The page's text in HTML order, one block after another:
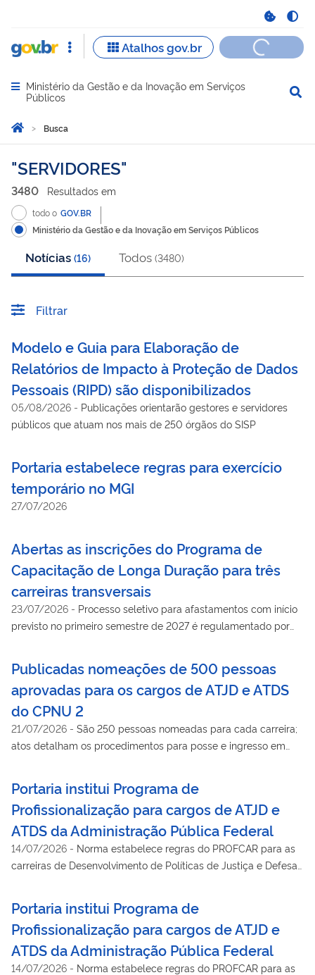
Abrir menu principal de navegação
Ministério da Gestão e da Inovação em Serviços
Públicos
Você está aqui:
Página Inicial
Busca
Busca
SERVIDORES
3480 Resultados em
todo o GOV.BR
Ministério da Gestão e da Inovação em Serviços Públicos
Notícias (16) Todos (3480)
Filtrar
Modelo e Guia para Elaboração de
Relatórios de Impacto à Proteção de Dados
Pessoais (RIPD) são disponibilizados
05/08/2026 - Publicações orientarão gestores e servidores
públicos que atuam nos mais de 250 órgãos do SISP
Portaria estabelece regras para exercício
temporário no MGI
27/07/2026
Abertas as inscrições do Programa de
Capacitação de Longa Duração para três
carreiras transversais
23/07/2026 - Processo seletivo para afastamentos com início
previsto no primeiro semestre de 2027 é regulamentado por
Publicadas nomeações de 500 pessoas
aprovadas para os cargos de ATJD e ATDS
do CPNU 2
21/07/2026 - São 250 pessoas nomeadas para cada carreira;
atos detalham os procedimentos para posse e ingresso em
Portaria institui Programa de
Profissionalização para cargos de ATJD e
ATDS da Administração Pública Federal
14/07/2026 - Norma estabelece regras do PROFCAR para as
carreiras de Desenvolvimento de Políticas de Justiça e Defesa
Portaria institui Programa de
Profissionalização para cargos de ATJD e
ATDS da Administração Pública Federal
14/07/2026 - Norma estabelece regras do PROFCAR para as